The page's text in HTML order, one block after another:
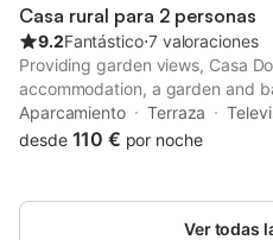
Casa rural para 2 personas
9.2Fantástico⋅7 valoraciones
Providing garden views, Casa
accommodation, a garden and
private entrance at the country
those who stay.
Aparcamiento Terraza
desde 110 € por noche
Ver todas